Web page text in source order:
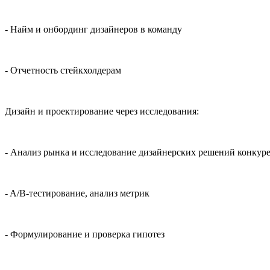
- Найм и онбординг дизайнеров в команду
- Отчетность стейкхолдерам
Дизайн и проектирование через исследования:
- Анализ рынка и исследование дизайнерских решений
- A/B-тестирование, анализ метрик
- Формулирование и проверка гипотез